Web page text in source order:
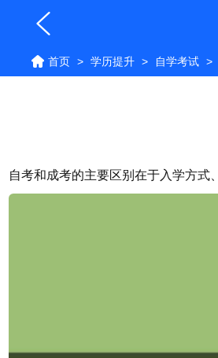
首页 > 学历提升 > 自学考试 >
自考和成考的主要区别在于入学方式